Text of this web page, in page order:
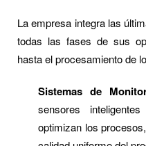
La empresa integra las
todas las fases de sus
hasta el procesamiento de
Sistemas de
sensores
optimizan los